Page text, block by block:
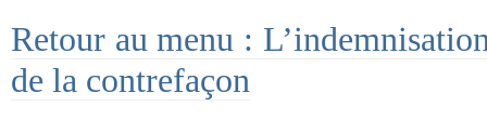
Retour au menu :
de la contrefaçon